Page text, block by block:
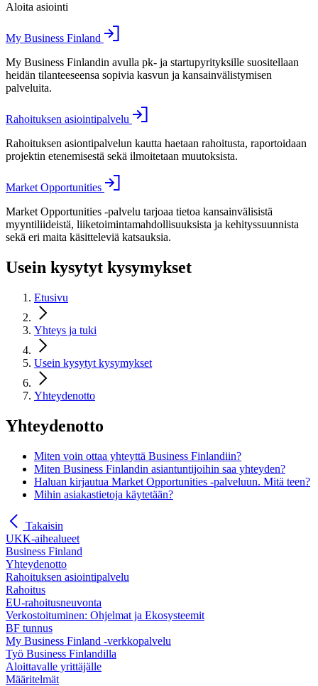
Aloita asiointi
My Business Finland
My Business Finlandin avulla pk- ja startupyrityksille suositellaan
heidän tilanteeseensa sopivia kasvun ja kansainvälistymisen
palveluita.
Rahoituksen asiointipalvelu
Rahoituksen asiontipalvelun kautta haetaan rahoitusta, raportoidaan
projektin etenemisestä sekä ilmoitetaan muutoksista.
Market Opportunities
Market Opportunities -palvelu tarjoaa tietoa kansainvälisistä
myyntiliideistä, liiketoimintamahdollisuuksista ja kehityssuunnista
sekä eri maita käsitteleviä katsauksia.
Usein kysytyt kysymykset
Etusivu
Yhteys ja tuki
Usein kysytyt kysymykset
Yhteydenotto
Yhteydenotto
Miten voin ottaa yhteyttä Business Finlandiin?
Miten Business Finlandin asiantuntijoihin saa yhteyden?
Haluan kirjautua Market Opportunities -palveluun. Mitä teen?
Mihin asiakastietoja käytetään?
Takaisin
UKK-aihealueet
Business Finland
Yhteydenotto
Rahoituksen asiointipalvelu
Rahoitus
EU-rahoitusneuvonta
Verkostoituminen: Ohjelmat ja Ekosysteemit
BF tunnus
My Business Finland -verkkopalvelu
Työ Business Finlandilla
Aloittavalle yrittäjälle
Määritelmät